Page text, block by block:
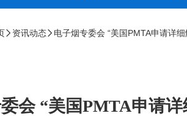
资讯动态 电子烟专委会 “美国PMTA申请详
会 “美国PMTA申请